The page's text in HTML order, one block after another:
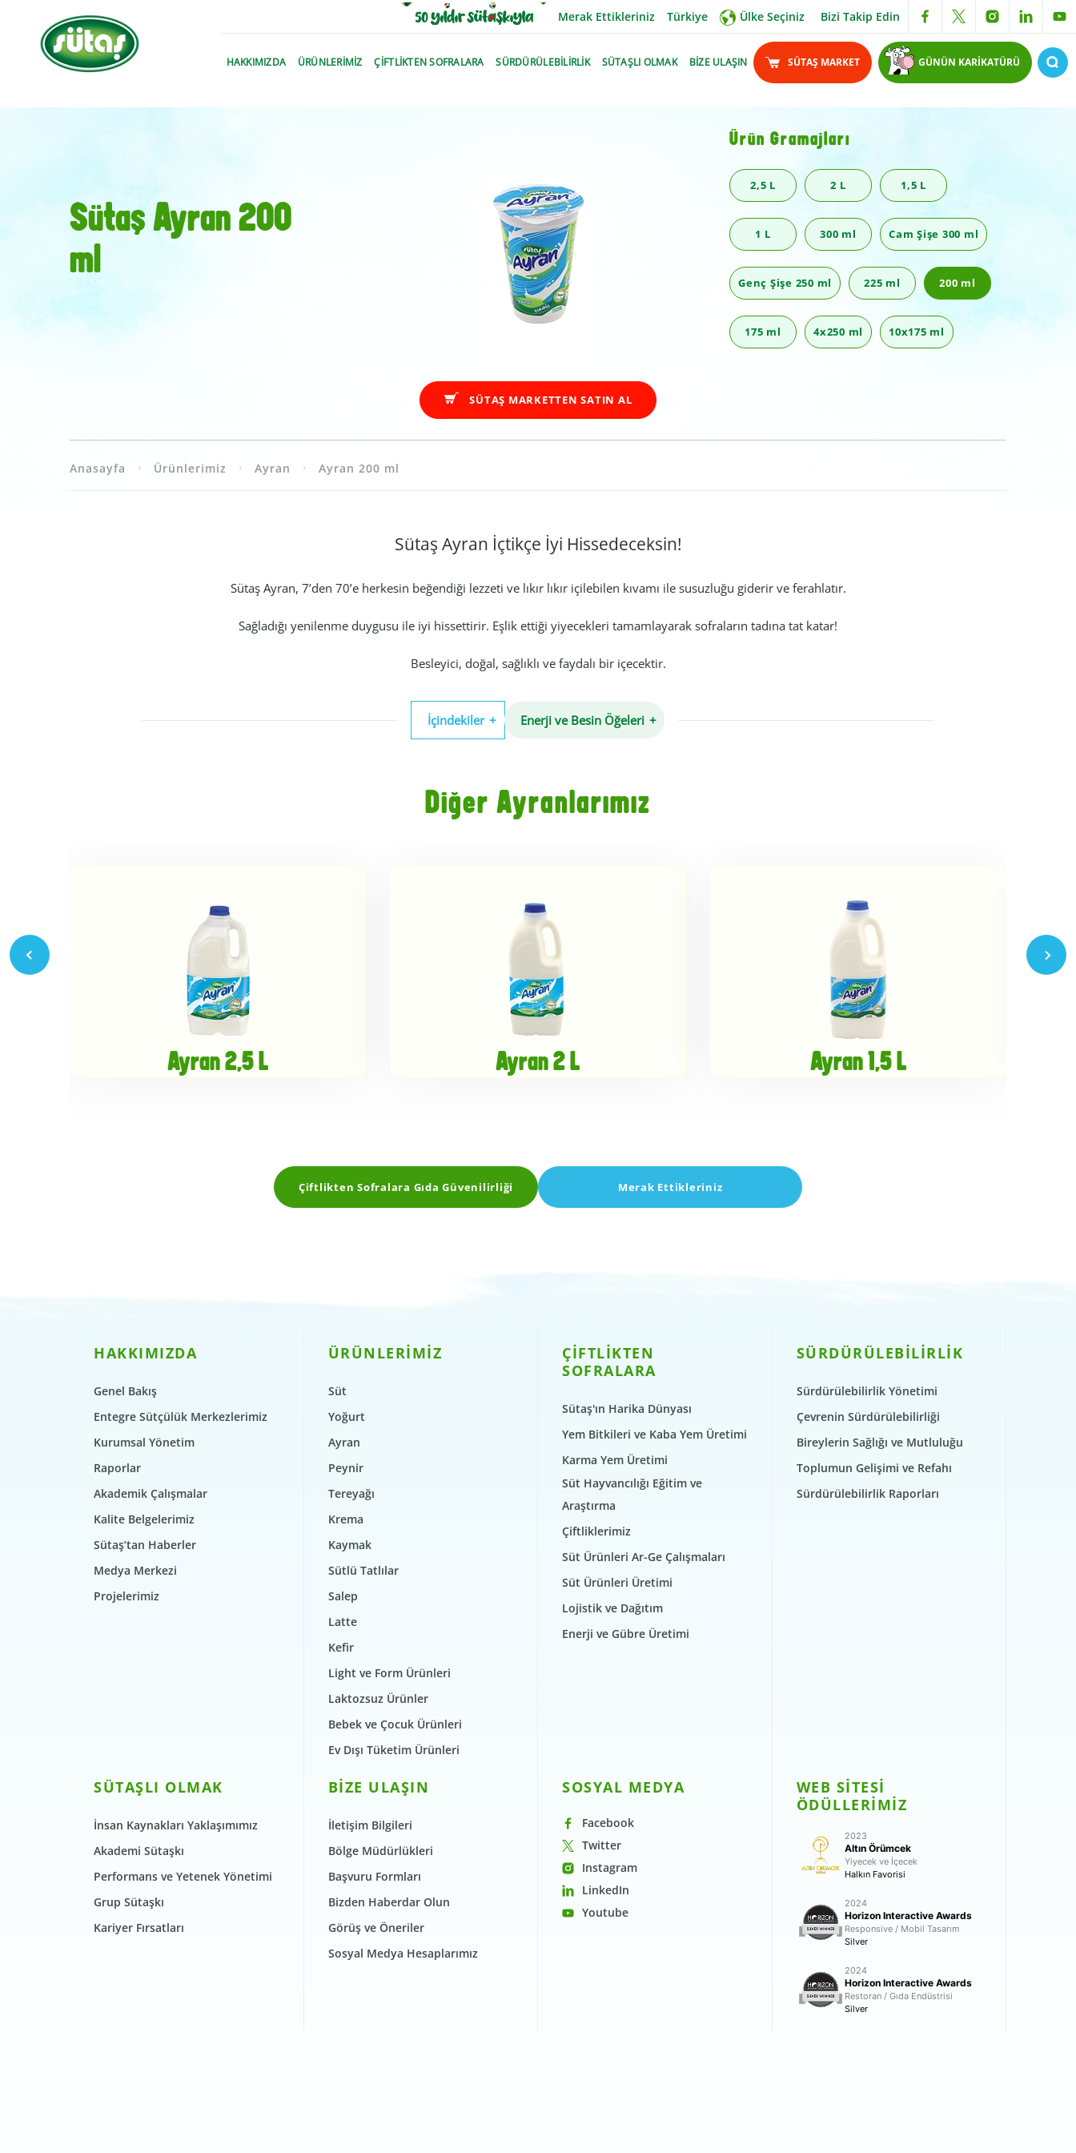
Merak Ettikleriniz Türkiye Ülke Seçiniz Bizi Takip Edin
HAKKIMIZDA ÜRÜNLERİMİZ ÇİFTLİKTEN SOFRALARA SÜRDÜRÜLEBİLİRLİK SÜTAŞLI OLMAK BİZE ULAŞIN SÜTAŞ MARKET GÜNÜN KARİKATÜRÜ
Sütaş Ayran 200
ml
Ürün Gramajları
2,5 L 2 L 1,5 L
1 L 300 ml Cam Şişe 300 ml
Genç Şişe 250 ml 225 ml 200 ml
175 ml 4x250 ml 10x175 ml
SÜTAŞ MARKETTEN SATIN AL
Anasayfa Ürünlerimiz Ayran Ayran 200 ml
Sütaş Ayran İçtikçe İyi Hissedeceksin!
Sütaş Ayran, 7’den 70’e herkesin beğendiği lezzeti ve lıkır lıkır içilebilen kıvamı ile susuzluğu giderir ve ferahlatır.
Sağladığı yenilenme duygusu ile iyi hissettirir. Eşlik ettiği yiyecekleri tamamlayarak sofraların tadına tat katar!
Besleyici, doğal, sağlıklı ve faydalı bir içecektir.
İçindekiler Enerji ve Besin Öğeleri
Diğer Ayranlarımız
Ayran 2,5 L Ayran 2 L Ayran 1,5 L
Çiftlikten Sofralara Gıda Güvenilirliği Merak Ettikleriniz
HAKKIMIZDA
Genel Bakış
Entegre Sütçülük Merkezlerimiz
Kurumsal Yönetim
Raporlar
Akademik Çalışmalar
Kalite Belgelerimiz
Sütaş’tan Haberler
Medya Merkezi
Projelerimiz
ÜRÜNLERİMİZ
Süt
Yoğurt
Ayran
Peynir
Tereyağı
Krema
Kaymak
Sütlü Tatlılar
Salep
Latte
Kefir
Light ve Form Ürünleri
Laktozsuz Ürünler
Bebek ve Çocuk Ürünleri
Ev Dışı Tüketim Ürünleri
ÇİFTLİKTEN
SOFRALARA
Sütaş'ın Harika Dünyası
Yem Bitkileri ve Kaba Yem Üretimi
Karma Yem Üretimi
Süt Hayvancılığı Eğitim ve
Araştırma
Çiftliklerimiz
Süt Ürünleri Ar-Ge Çalışmaları
Süt Ürünleri Üretimi
Lojistik ve Dağıtım
Enerji ve Gübre Üretimi
SÜRDÜRÜLEBİLİRLİK
Sürdürülebilirlik Yönetimi
Çevrenin Sürdürülebilirliği
Bireylerin Sağlığı ve Mutluluğu
Toplumun Gelişimi ve Refahı
Sürdürülebilirlik Raporları
SÜTAŞLI OLMAK
İnsan Kaynakları Yaklaşımımız
Akademi Sütaşkı
Performans ve Yetenek Yönetimi
Grup Sütaşkı
Kariyer Fırsatları
BİZE ULAŞIN
İletişim Bilgileri
Bölge Müdürlükleri
Başvuru Formları
Bizden Haberdar Olun
Görüş ve Öneriler
Sosyal Medya Hesaplarımız
SOSYAL MEDYA
Facebook
Twitter
Instagram
LinkedIn
Youtube
WEB SİTESİ
ÖDÜLLERİMİZ
2023
Altın Örümcek
Yiyecek ve İçecek
Halkın Favorisi
2024
Horizon Interactive Awards
Responsive / Mobil Tasarım
Silver
2024
Horizon Interactive Awards
Restoran / Gıda Endüstrisi
Silver